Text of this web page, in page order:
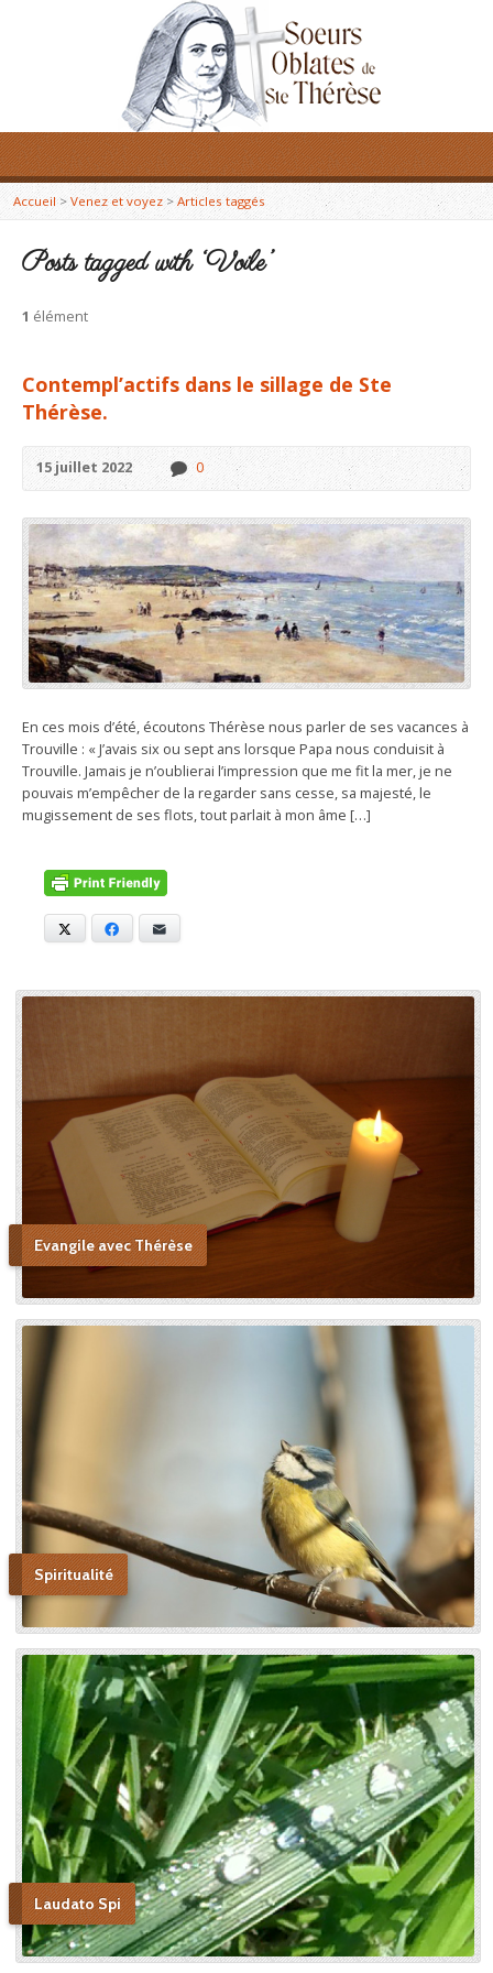
Accueil> Venez et voyez > Articles taggés
Posts tagged with ‘Voile’
1 élément
Contempl’actifs dans le sillage de Ste
Thérèse.
15 juillet 2022 0
En ces mois d’été, écoutons Thérèse nous parler de ses vacances à
Trouville : « J’avais six ou sept ans lorsque Papa nous conduisit à
Trouville. Jamais je n’oublierai l’impression que me fit la mer, je ne
pouvais m’empêcher de la regarder sans cesse, sa majesté, le
mugissement de ses flots, tout parlait à mon âme […]
Facebook
Evangile avec Thérèse
Spiritualité
Laudato Spi